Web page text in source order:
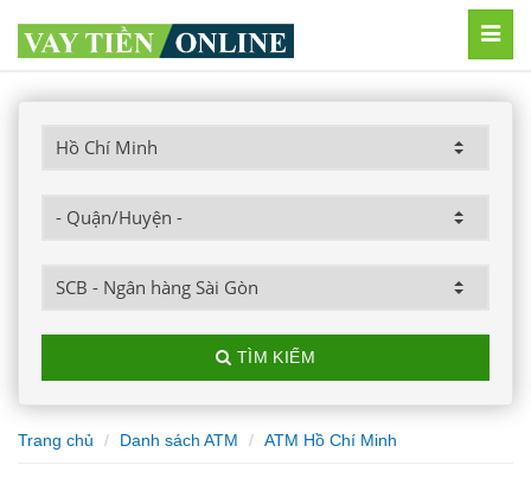
TÌM KIẾM
Trang chủ Danh sách ATM ATM Hồ Chí Minh